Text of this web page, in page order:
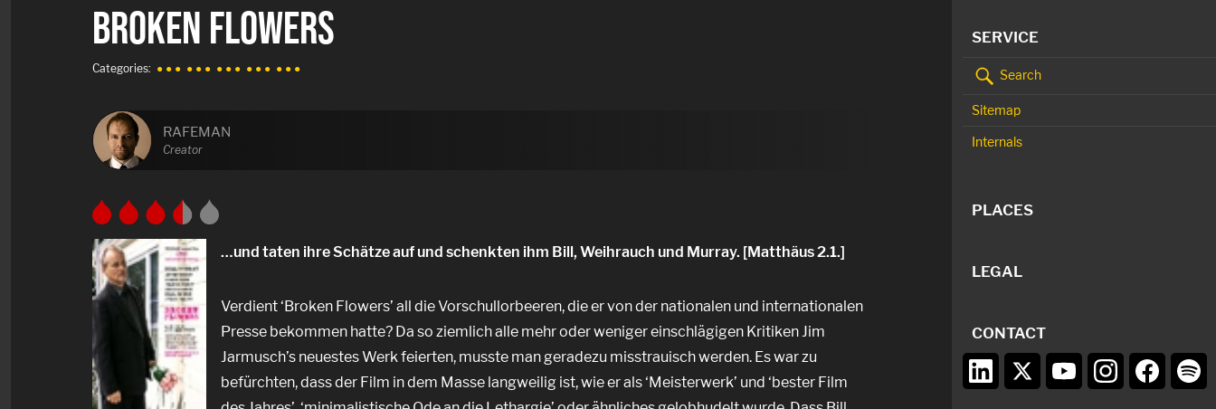
BROKEN FLOWERS
Categories: ● ● ● ● ● ● ● ● ● ● ● ● ● ● ●
RAFEMAN
Creator
…und taten ihre Schätze auf und schenkten ihm Bill, Weihrauch und Murray. [Matthäus 2.1.]
Verdient ‘Broken Flowers’ all die Vorschullorbeeren, die er von der nationalen und internationalen
Presse bekommen hatte? Da so ziemlich alle mehr oder weniger einschlägigen Kritiken Jim
Jarmusch’s neuestes Werk feierten, musste man geradezu misstrauisch werden. Es war zu
befürchten, dass der Film in dem Masse langweilig ist, wie er als ‘Meisterwerk’ und ‘bester Film
SERVICE
Search
Sitemap
Internals
PLACES
LEGAL
CONTACT